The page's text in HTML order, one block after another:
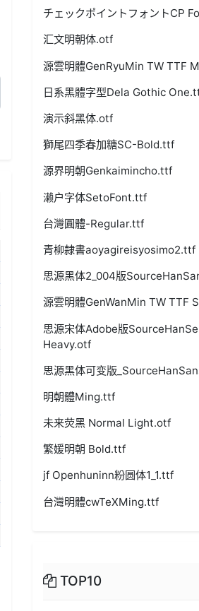
チェックポイントフォントCP
汇文明朝体.otf
源雲明體GenRyuMin TW TTF
日系黑體字型Dela Gothic
演示斜黑体.otf
獅尾四季春加糖SC-Bold.ttf
源界明朝Genkaimincho.ttf
濑户字体SetoFont.ttf
台灣圓體-Regular.ttf
青柳隷書aoyagireisyosimo2.ttf
思源黑体2_004版
源雲明體GenWanMin TW TTF
思源宋体Adobe版
Heavy.otf
思源黑体可变版
明朝體Ming.ttf
未来荧黑 Normal Light.otf
繁媛明朝 Bold.ttf
jf Openhuninn粉圆体1_1.ttf
台灣明體cwTeXMing.ttf
TOP10